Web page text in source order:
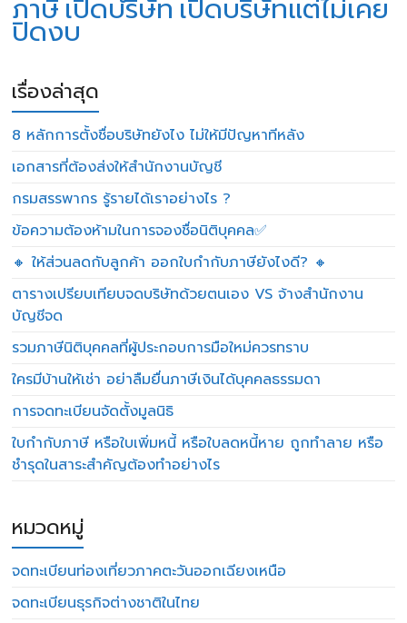
ภาษี เปิดบริษัท เปิดบริษัทแต่ไม่เคย
ปิดงบ
เรื่องล่าสุด
8 หลักการตั้งชื่อบริษัทยังไง ไม่ให้มีปัญหาทีหลัง
เอกสารที่ต้องส่งให้สำนักงานบัญชี
กรมสรรพากร รู้รายได้เราอย่างไร ?
ข้อความต้องห้ามในการจองชื่อนิติบุคคล✅
🔸 ให้ส่วนลดกับลูกค้า ออกใบกำกับภาษียังไงดี? 🔸
ตารางเปรียบเทียบจดบริษัทด้วยตนเอง VS จ้างสำนักงาน
บัญชีจด
รวมภาษีนิติบุคคลที่ผู้ประกอบการมือใหม่ควรทราบ
ใครมีบ้านให้เช่า อย่าลืมยื่นภาษีเงินได้บุคคลธรรมดา
การจดทะเบียนจัดตั้งมูลนิธิ
ใบกำกับภาษี หรือใบเพิ่มหนี้ หรือใบลดหนี้หาย ถูกทำลาย หรือ
ชำรุดในสาระสำคัญต้องทำอย่างไร
หมวดหมู่
จดทะเบียนท่องเที่ยวภาคตะวันออกเฉียงเหนือ
จดทะเบียนธุรกิจต่างชาติในไทย